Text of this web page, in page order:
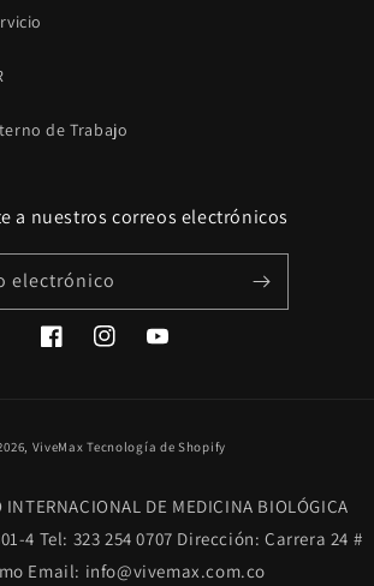
de Trabajo
a nuestros correos electrónicos
electrónico
FacebookInstagramYouTube
pago
ViveMax Tecnología de Shopify
DE MEDICINA BIOLÓGICA
4 Tel: 323 254 0707 Dirección: Carrera 24 #
Email: info@vivemax.com.co